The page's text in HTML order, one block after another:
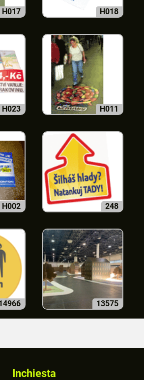
H017 H018
H023 H011
H002 248
13575
Inchiesta